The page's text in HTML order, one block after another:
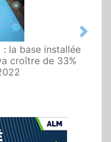
la base installée
croître de 33%
Next